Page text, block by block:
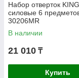
Набор отверток
силовые 6
30206MR
В наличии
21 010 ₸
Купить